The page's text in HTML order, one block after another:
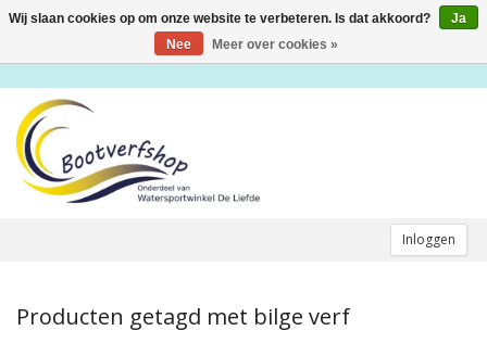
Inloggen
Toggle
Producten getagd met bilge verf
Wij slaan cookies op om onze website te verbeteren. Is dat akkoord?
Ja
Nee
Meer over cookies »